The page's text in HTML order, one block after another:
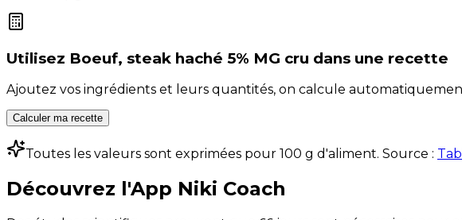
Utilisez Boeuf, steak haché 5% MG cru dans une recette
Ajoutez vos ingrédients et leurs quantités, on calcule
Calculer ma recette
Toutes les valeurs sont exprimées pour 100 g d'aliment. Source :
Découvrez l'App Niki Coach